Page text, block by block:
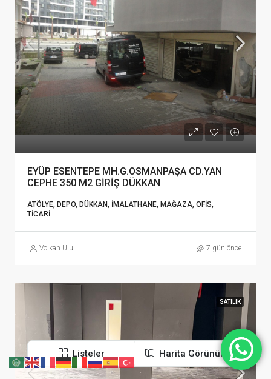
EYÜP ESENTEPE MH.G.OSMANPAŞA CD.YAN
CEPHE 350 M2 GİRİŞ DÜKKAN
ATÖLYE, DEPO, DÜKKAN, İMALATHANE, MAĞAZA, OFIS,
TICARI
Volkan Ulu 7 gün önce
SATILIK
Listeler Harita Görünümü